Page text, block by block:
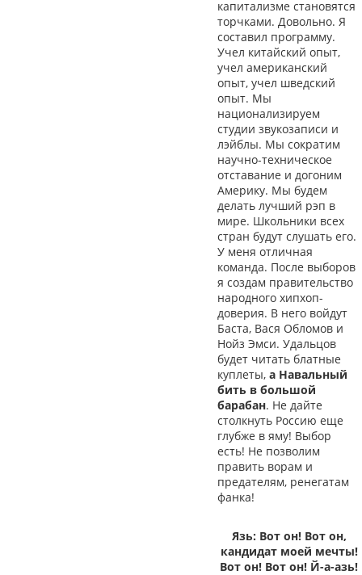
капитализме становятся
торчками. Довольно. Я
составил программу.
Учел китайский опыт,
учел американский
опыт, учел шведский
опыт. Мы
национализируем
студии звукозаписи и
лэйблы. Мы сократим
научно-техническое
отставание и догоним
Америку. Мы будем
делать лучший рэп в
мире. Школьники всех
стран будут слушать его.
У меня отличная
команда. После выборов
я создам правительство
народного хипхоп-
доверия. В него войдут
Баста, Вася Обломов и
Нойз Эмси. Удальцов
будет читать блатные
куплеты, а Навальный
бить в большой
барабан. Не дайте
столкнуть Россию еще
глубже в яму! Выбор
есть! Не позволим
править ворам и
предателям, ренегатам
фанка!
Язь: Вот он! Вот он,
кандидат моей мечты!
Вот он! Вот он! Й-а-азь!